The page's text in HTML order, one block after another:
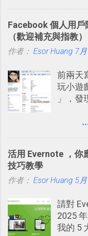
子彈
板分享
置。不
的， 那
你」的
標籤在
相片圖
審查
鴉牆
Facebook 個人用
（歡迎補充與指教）
作者： Esor Huang 7
前兩天
玩小遊
」，
有趣的
哪張相
如何分
社群效
份，也
活用 Evernote ，你
技巧教學
作者： Esor Huang 5
請對
2025
我的 5